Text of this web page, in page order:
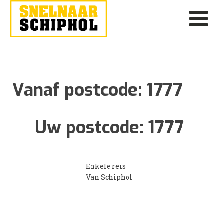
Vanaf postcode: 1777
Uw postcode: 1777
Enkele reis
Van Schiphol